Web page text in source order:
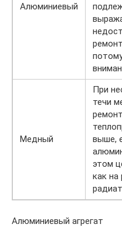
Алюминиевый
Медный
При
течи
выше,
этом
как на
Алюминиевый агрегат